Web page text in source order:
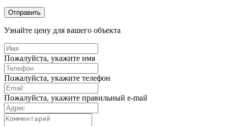
Отправить
Узнайте цену для вашего объекта
Пожалуйста, укажите имя
Пожалуйста, укажите телефон
Пожалуйста, укажите правильный e-mail